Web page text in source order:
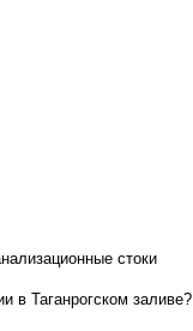
стоки
в Таганрогском заливе?